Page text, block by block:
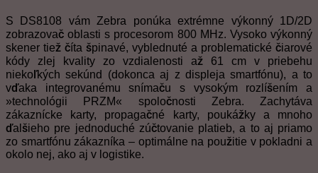
S DS8108 vám Zebra ponúka extrémne výkonný 1D/2D
zobrazovač oblasti s procesorom 800 MHz. Vysoko výkonný
skener tiež číta špinavé, vyblednuté a problematické čiarové
kódy zlej kvality zo vzdialenosti až 61 cm v priebehu
niekoľkých sekúnd (dokonca aj z displeja smartfónu), a to
vďaka integrovanému snímaču s vysokým rozlíšením a
»technológii PRZM« spoločnosti Zebra. Zachytáva
zákaznícke karty, propagačné karty, poukážky a mnoho
ďalšieho pre jednoduché zúčtovanie platieb, a to aj priamo
zo smartfónu zákazníka – optimálne na použitie v pokladni a
okolo nej, ako aj v logistike.